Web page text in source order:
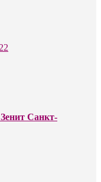
Санкт-